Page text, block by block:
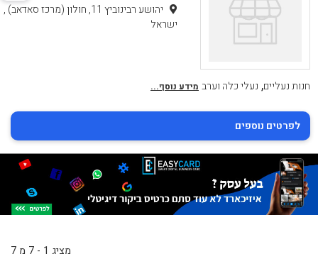
יהושע רבינוביץ 11, חולון (מרכז סאדאב) ,
ישראל
חנות נעליים, נעלי כלה וערב מידע נוסף...
לפרטים נוספים
מציג 1 - 7 מ 7